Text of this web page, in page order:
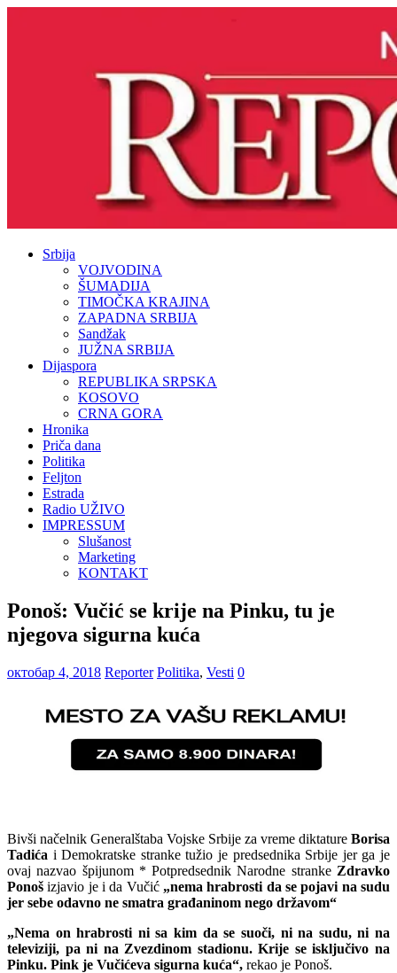
Srbija
VOJVODINA
ŠUMADIJA
TIMOČKA KRAJINA
ZAPADNA SRBIJA
Sandžak
JUŽNA SRBIJA
Dijaspora
REPUBLIKA SRPSKA
KOSOVO
CRNA GORA
Hronika
Priča dana
Politika
Feljton
Estrada
Radio UŽIVO
IMPRESSUM
Slušanost
Marketing
KONTAKT
Ponoš: Vučić se krije na Pinku, tu je
njegova sigurna kuća
октобар 4, 2018 Reporter Politika, Vesti 0
Bivši načelnik Generalštaba Vojske Srbije za vreme diktature Borisa
Tadića i Demokratske stranke tužio je predsednika Srbije jer ga je
ovaj nazvao špijunom * Potpredsednik Narodne stranke Zdravko
Ponoš izjavio je i da Vučić„nema hrabrosti da se pojavi na sudu
jer sebe odavno ne smatra građaninom nego državom“
„Nema on hrabrosti ni sa kim da se suoči, ni na sudu, ni na
televiziji, pa ni na Zvezdinom stadionu. Krije se isključivo na
Pinku. Pink je Vučićeva sigurna kuća“, rekao je Ponoš.